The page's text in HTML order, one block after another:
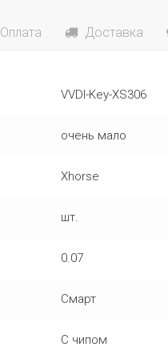
Оплата Доставка
VVDI-Key-XS306
очень мало
Xhorse
шт.
0.07
Смарт
С чипом